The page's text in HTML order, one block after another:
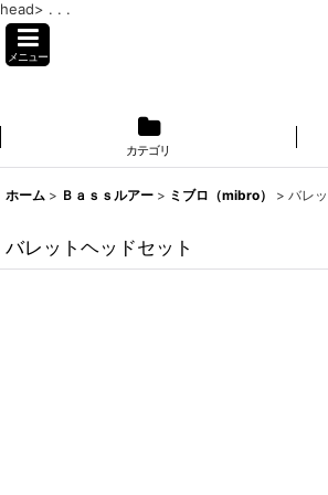
head> . . .
メニュー
カテゴリ
ホーム > Ｂａｓｓルアー > ミブロ（mibro） > バレ
バレットヘッドセット